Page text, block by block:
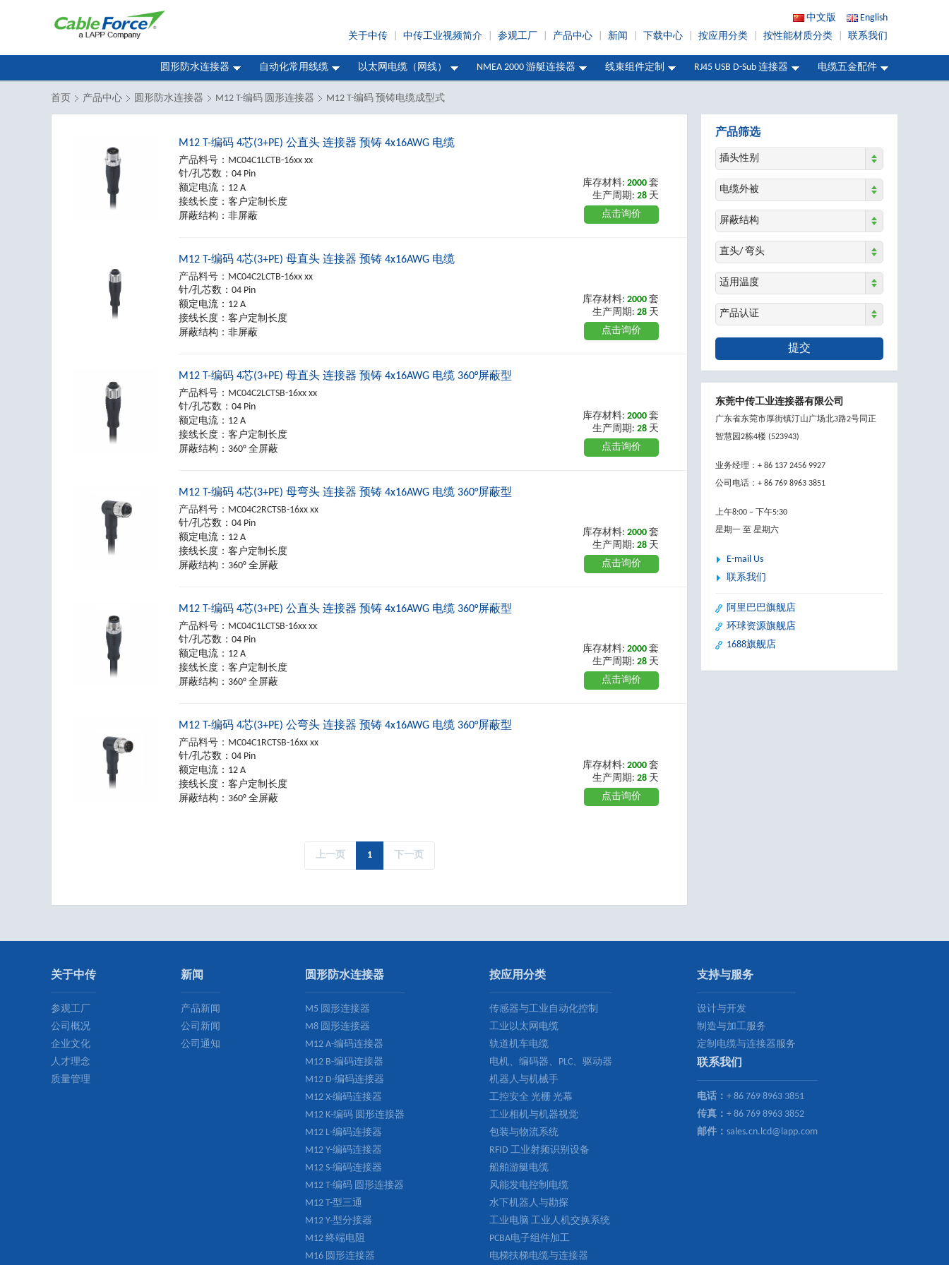
中文版
English
关于中传
中传工业视频简介 参观工厂 产品中心 新闻 下载中心 按应用分类 按性能材质分类 联系我们
圆形防水连接器 自动化常用线缆 以太网电缆（网线） NMEA 2000 游艇连接器 线束组件定制 RJ45 USB D-Sub 连接器 电缆五金配件
首页 产品中心 圆形防水连接器 M12 T-编码 圆形连接器 M12 T-编码 预铸电缆成型式
M12 T-编码 4芯(3+PE) 公直头 连接器 预铸 4x16AWG 电缆
产品料号： MC04C1LCTB-16xx xx
针/孔芯数： 04 Pin
额定电流： 12 A
接线长度： 客户定制长度
屏蔽结构： 非屏蔽
库存材料: 2000 套
生产周期: 28 天
点击询价
M12 T-编码 4芯(3+PE) 母直头 连接器 预铸 4x16AWG 电缆
产品料号： MC04C2LCTB-16xx xx
针/孔芯数： 04 Pin
额定电流： 12 A
接线长度： 客户定制长度
屏蔽结构： 非屏蔽
库存材料: 2000 套
生产周期: 28 天
点击询价
M12 T-编码 4芯(3+PE) 母直头 连接器 预铸 4x16AWG 电缆 360°屏蔽型
产品料号： MC04C2LCTSB-16xx xx
针/孔芯数： 04 Pin
额定电流： 12 A
接线长度： 客户定制长度
屏蔽结构： 360° 全屏蔽
库存材料: 2000 套
生产周期: 28 天
点击询价
M12 T-编码 4芯(3+PE) 母弯头 连接器 预铸 4x16AWG 电缆 360°屏蔽型
产品料号： MC04C2RCTSB-16xx xx
针/孔芯数： 04 Pin
额定电流： 12 A
接线长度： 客户定制长度
屏蔽结构： 360° 全屏蔽
库存材料: 2000 套
生产周期: 28 天
点击询价
M12 T-编码 4芯(3+PE) 公直头 连接器 预铸 4x16AWG 电缆 360°屏蔽型
产品料号： MC04C1LCTSB-16xx xx
针/孔芯数： 04 Pin
额定电流： 12 A
接线长度： 客户定制长度
屏蔽结构： 360° 全屏蔽
库存材料: 2000 套
生产周期: 28 天
点击询价
M12 T-编码 4芯(3+PE) 公弯头 连接器 预铸 4x16AWG 电缆 360°屏蔽型
产品料号： MC04C1RCTSB-16xx xx
针/孔芯数： 04 Pin
额定电流： 12 A
接线长度： 客户定制长度
屏蔽结构： 360° 全屏蔽
库存材料: 2000 套
生产周期: 28 天
点击询价
上一页 1 下一页
产品筛选
插头性别
电缆外被
屏蔽结构
直头/ 弯头
适用温度
产品认证
提交
东莞中传工业连接器有限公司
广东省东莞市厚街镇汀山广场北3路2号同正
智慧园2栋4楼 (523943)
业务经理：+ 86 137 2456 9927
公司电话：+ 86 769 8963 3851
上午8:00 – 下午5:30
星期一 至 星期六
E-mail Us
联系我们
阿里巴巴旗舰店
环球资源旗舰店
1688旗舰店
关于中传
参观工厂
公司概况
企业文化
人才理念
质量管理
新闻
产品新闻
公司新闻
公司通知
圆形防水连接器
M5 圆形连接器
M8 圆形连接器
M12 A-编码连接器
M12 B-编码连接器
M12 D-编码连接器
M12 X-编码连接器
M12 K-编码 圆形连接器
M12 L-编码连接器
M12 Y-编码连接器
M12 S-编码连接器
M12 T-编码 圆形连接器
M12 T-型三通
M12 Y-型分接器
M12 终端电阻
M16 圆形连接器
按应用分类
传感器与工业自动化控制
工业以太网电缆
轨道机车电缆
电机、编码器、PLC、驱动器
机器人与机械手
工控安全 光栅 光幕
工业相机与机器视觉
包装与物流系统
RFID 工业射频识别设备
船舶游艇电缆
风能发电控制电缆
水下机器人与勘探
工业电脑 工业人机交换系统
PCBA电子组件加工
电梯扶梯电缆与连接器
支持与服务
设计与开发
制造与加工服务
定制电缆与连接器服务
联系我们
电话： + 86 769 8963 3851
传真： + 86 769 8963 3852
邮件： sales.cn.lcd@lapp.com